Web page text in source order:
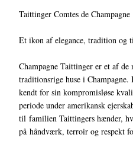
Taittinger Comtes de Champagne
Et ikon af elegance, tradition og
Champagne Taittinger er et af
traditionsrige huse i
kendt for sin kompromisløse
periode under amerikansk
til familien Taittingers hænder,
på håndværk, terroir og respekt